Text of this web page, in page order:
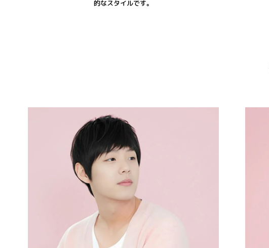
的なスタイルです。